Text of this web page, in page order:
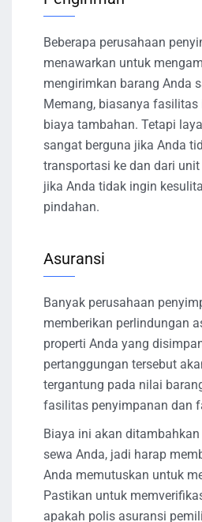
Beberapa perusahaan
menawarkan untuk
mengirimkan barang Anda
Memang, biasanya
biaya tambahan. Tetapi
sangat berguna jika Anda
transportasi ke dan dari
jika Anda tidak ingin
pindahan.
Asuransi
Banyak perusahaan
memberikan perlindungan
properti Anda yang
pertanggungan tersebut
tergantung pada nilai
fasilitas penyimpanan dan
Biaya ini akan
sewa Anda, jadi harap
Anda memutuskan untuk
Pastikan untuk
apakah polis asuransi